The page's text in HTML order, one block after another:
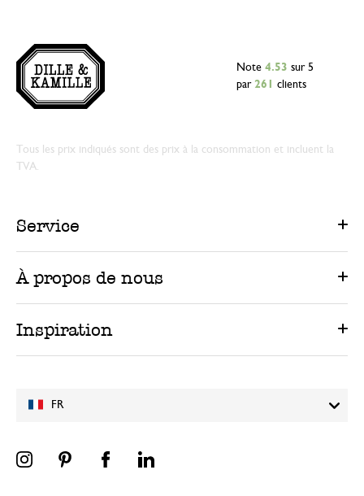
FR
Note 4.53 sur 5
par 261 clients
Tous les prix indiqués sont des prix à la consommation et incluent la
TVA.
Service
À propos de nous
Inspiration